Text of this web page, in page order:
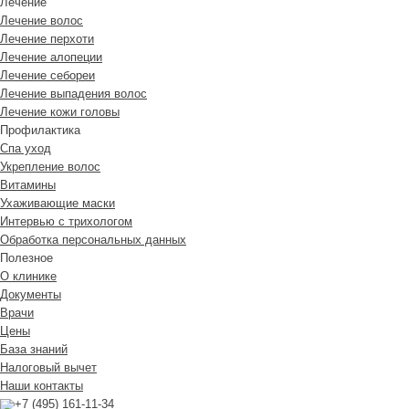
Лечение волос
Лечение перхоти
Лечение алопеции
Лечение себореи
Лечение выпадения волос
Лечение кожи головы
Профилактика
Спа уход
Укрепление волос
Витамины
Ухаживающие маски
Интервью с трихологом
Обработка персональных данных
Полезное
О клинике
Документы
Врачи
Цены
База знаний
Налоговый вычет
Наши контакты
+7 (495) 161-11-34